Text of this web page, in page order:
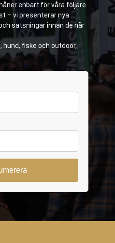
enbart för våra följare.
– vi presenterar nya
satsningar innan de når
fiske och outdoor,